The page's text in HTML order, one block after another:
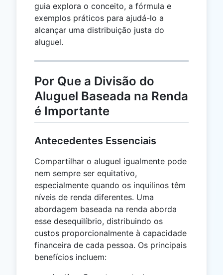
guia explora o conceito, a fórmula e
exemplos práticos para ajudá-lo a
alcançar uma distribuição justa do
aluguel.
Por Que a Divisão do
Aluguel Baseada na Renda
é Importante
Antecedentes Essenciais
Compartilhar o aluguel igualmente pode
nem sempre ser equitativo,
especialmente quando os inquilinos têm
níveis de renda diferentes. Uma
abordagem baseada na renda aborda
esse desequilíbrio, distribuindo os
custos proporcionalmente à capacidade
financeira de cada pessoa. Os principais
benefícios incluem: